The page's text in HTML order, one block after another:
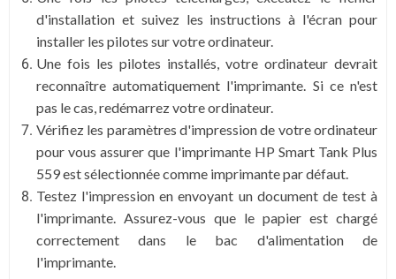
d'installation et suivez les instructions à l'écran pour
installer les pilotes sur votre ordinateur.
Une fois les pilotes installés, votre ordinateur devrait
reconnaître automatiquement l'imprimante. Si ce n'est
pas le cas, redémarrez votre ordinateur.
Vérifiez les paramètres d'impression de votre ordinateur
pour vous assurer que l'imprimante HP Smart Tank Plus
559 est sélectionnée comme imprimante par défaut.
Testez l'impression en envoyant un document de test à
l'imprimante. Assurez-vous que le papier est chargé
correctement dans le bac d'alimentation de
l'imprimante.